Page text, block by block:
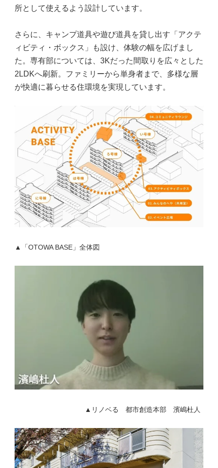
所として使えるよう設計しています。
さらに、キャンプ道具や遊び道具を貸し出す「アクテ
ィビティ・ボックス」も設け、体験の幅を広げまし
た。専有部については、3Kだった間取りを広々とした
2LDKへ刷新。ファミリーから単身者まで、多様な層
が快適に暮らせる住環境を実現しています。
▲「OTOWA BASE」全体図
▲リノベる 都市創造本部 濱嶋杜人